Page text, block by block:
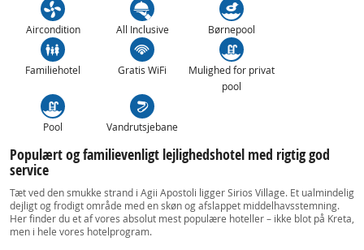
Aircondition All Inclusive Børnepool
Familiehotel Gratis WiFi
Mulighed for privat
pool
Pool Vandrutsjebane
Populært og familievenligt lejlighedshotel med rigtig god
service
Tæt ved den smukke strand i Agii Apostoli ligger Sirios Village. Et ualmindelig
dejligt og frodigt område med en skøn og afslappet middelhavsstemning.
Her finder du et af vores absolut mest populære hoteller – ikke blot på Kreta,
men i hele vores hotelprogram.